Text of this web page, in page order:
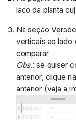
lado da planta
Na seção
verticais ao lado
comparar
Obs.: se quiser
anterior, clique
anterior (veja a